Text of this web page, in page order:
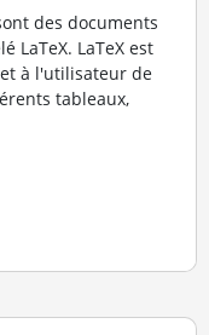
des documents
LaTeX. LaTeX est
à l'utilisateur de
tableaux,